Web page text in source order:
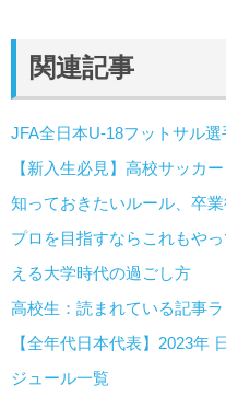
関連記事
JFA全日本U-18フットサル選
【新入生必見】高校サッカ
知っておきたいルール、卒
プロを目指すならこれもや
える大学時代の過ごし方
高校生：読まれている記事
【全年代日本代表】2023年
ジュール一覧